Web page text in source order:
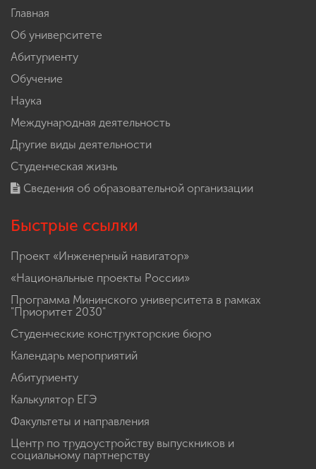
Главная
Об университете
Абитуриенту
Обучение
Наука
Международная деятельность
Другие виды деятельности
Студенческая жизнь
Сведения об образовательной организации
Быстрые ссылки
Проект «Инженерный навигатор»
«Национальные проекты России»
Программа Мининского университета в рамках
"Приоритет 2030"
Студенческие конструкторские бюро
Календарь мероприятий
Абитуриенту
Калькулятор ЕГЭ
Факультеты и направления
Центр по трудоустройству выпускников и
социальному партнерству